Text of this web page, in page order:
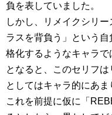
負を表していました。
しかし、リメイクシリ
ラスを背負う」という
格化するようなキャラで
となると、このセリフ
としてはキャラ的にあま
これを前提に仮に「